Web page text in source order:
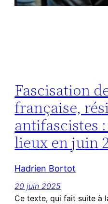
Fascisation
française,
antifascistes
lieux en juin
Hadrien Bortot
20 juin 2025
Ce texte, qui fait suite à